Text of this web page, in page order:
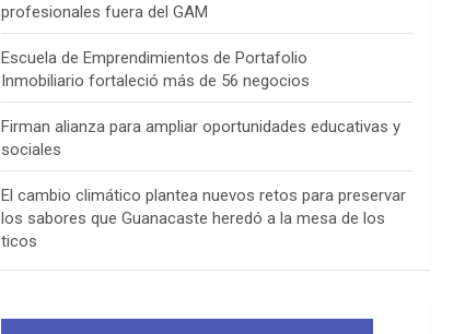
profesionales fuera del GAM
Escuela de Emprendimientos de Portafolio
Inmobiliario fortaleció más de 56 negocios
Firman alianza para ampliar oportunidades educativas y
sociales
El cambio climático plantea nuevos retos para preservar
los sabores que Guanacaste heredó a la mesa de los
ticos